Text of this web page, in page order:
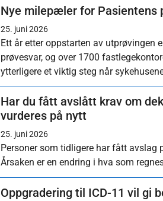
Nye milepæler for Pasientens
25. juni 2026
Ett år etter oppstarten av utprøvingen
prøvesvar, og over 1700
ytterligere et viktig steg når
Har du fått avslått krav om
vurderes på nytt
25. juni 2026
Personer som tidligere har fått
Årsaken er en endring i hva som
Oppgradering til ICD-11 vil gi